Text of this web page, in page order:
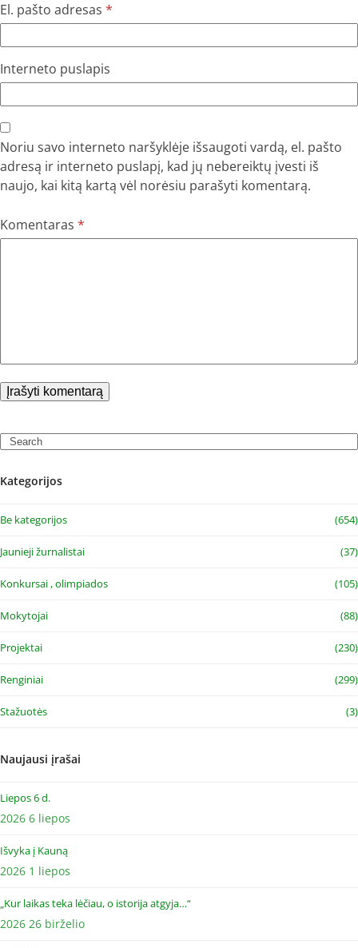
El. pašto adresas *
Interneto puslapis
Noriu savo interneto naršyklėje išsaugoti vardą, el. pašto
adresą ir interneto puslapį, kad jų nebereiktų įvesti iš
naujo, kai kitą kartą vėl norėsiu parašyti komentarą.
Komentaras *
Search
Kategorijos
Be kategorijos (654)
Jaunieji žurnalistai (37)
Konkursai , olimpiados (105)
Mokytojai (88)
Projektai (230)
Renginiai (299)
Stažuotės (3)
Naujausi įrašai
Liepos 6 d.
2026 6 liepos
Išvyka į Kauną
2026 1 liepos
„Kur laikas teka lėčiau, o istorija atgyja…“
2026 26 birželio